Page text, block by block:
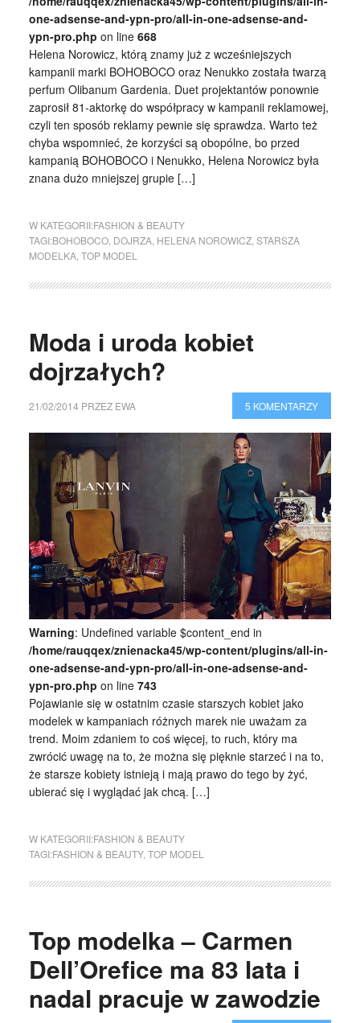
one-adsense-and-ypn-pro/all-in-one-adsense-and-
ypn-pro.php on line 668
Helena Norowicz, którą znamy już z wcześniejszych
kampanii marki BOHOBOCO oraz Nenukko została twarzą
perfum Olibanum Gardenia. Duet projektantów ponownie
zaprosił 81-aktorkę do współpracy w kampanii reklamowej,
czyli ten sposób reklamy pewnie się sprawdza. Warto też
chyba wspomnieć, że korzyści są obopólne, bo przed
kampanią BOHOBOCO i Nenukko, Helena Norowicz była
znana dużo mniejszej grupie […]
W KATEGORII:FASHION & BEAUTY
TAGI:BOHOBOCO, DOJRZA, HELENA NOROWICZ, STARSZA
MODELKA, TOP MODEL
Moda i uroda kobiet
dojrzałych?
21/02/2014 PRZEZ EWA 5 KOMENTARZY
Warning: Undefined variable $content_end in
/home/rauqqex/znienacka45/wp-content/plugins/all-in-
one-adsense-and-ypn-pro/all-in-one-adsense-and-
ypn-pro.php on line 743
Pojawianie się w ostatnim czasie starszych kobiet jako
modelek w kampaniach różnych marek nie uważam za
trend. Moim zdaniem to coś więcej, to ruch, który ma
zwrócić uwagę na to, że można się pięknie starzeć i na to,
że starsze kobiety istnieją i mają prawo do tego by żyć,
ubierać się i wyglądać jak chcą. […]
W KATEGORII:FASHION & BEAUTY
TAGI:FASHION & BEAUTY, TOP MODEL
Top modelka – Carmen
Dell’Orefice ma 83 lata i
nadal pracuje w zawodzie